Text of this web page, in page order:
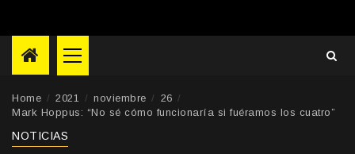
Primary
Menu
Home 2021 noviembre
26
Mark Hoppus: “No sé cómo funcionaría si fuéramos los cuatro”
NOTICIAS